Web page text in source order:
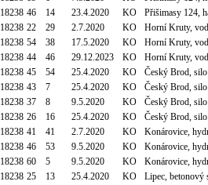
18238 46 14 23.4.2020 KO
Přišimasy 124,
18238 22 29 2.7.2020 KO
Horní Kruty,
18238 54 38 17.5.2020 KO
Horní Kruty,
18238 44 46 29.12.2023 KO
Horní Kruty,
18238 45 54 25.4.2020 KO
Český Brod,
18238 43 7 25.4.2020 KO
Český Brod,
18238 37 8 9.5.2020 KO
Český Brod,
18238 26 16 25.4.2020 KO
Český Brod,
18238 41 41 2.7.2020 KO
Konárovice,
18238 46 53 9.5.2020 KO
Konárovice,
18238 60 5 9.5.2020 KO
Konárovice,
18238 25 13 25.4.2020 KO
Lipec, betonový